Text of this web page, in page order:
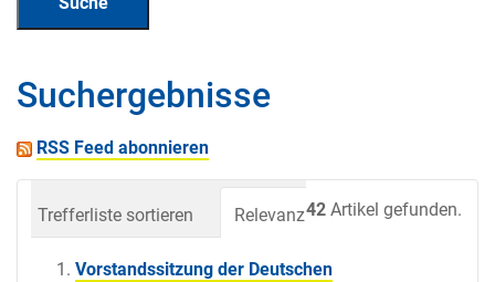
Suchergebnisse
RSS Feed abonnieren
42 Artikel gefunden.
Trefferliste sortieren Relevanz Datum
Vorstandssitzung der Deutschen